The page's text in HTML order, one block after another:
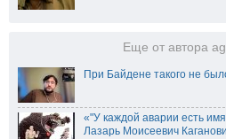
Еще от автора
При Байдене такого не
«"У каждой аварии есть
Лазарь Моисеевич